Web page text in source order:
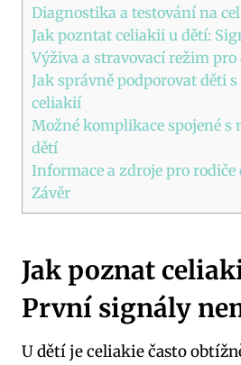
Diagnostika a testování na
Jak pozntat celiakii u dětí:
Výživa a stravovací režim
Jak správně podporovat děti
celiakií
Možné komplikace spojené s
dětí
Informace a zdroje pro
Závěr
Jak poznat
První signály
U dětí je celiakie často